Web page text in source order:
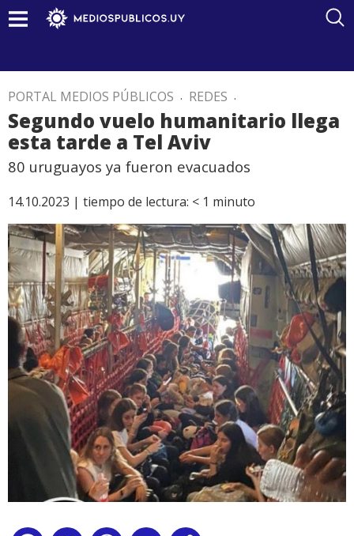
PORTAL MEDIOS PÚBLICOS . REDES .
Segundo vuelo humanitario llega
esta tarde a Tel Aviv
80 uruguayos ya fueron evacuados
14.10.2023 | tiempo de lectura: < 1 minuto